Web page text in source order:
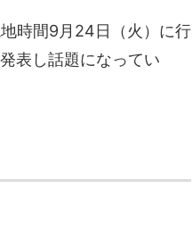
時間9月24日（火）に行
表し話題になってい